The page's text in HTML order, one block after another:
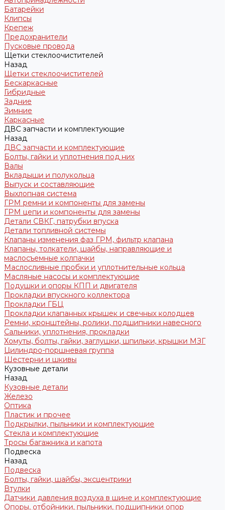
Батарейки
Клипсы
Крепеж
Предохранители
Пусковые провода
Щетки стеклоочистителей
Назад
Щетки стеклоочистителей
Бескаркасные
Гибридные
Задние
Зимние
Каркасные
ДВС запчасти и комплектующие
Назад
ДВС запчасти и комплектующие
Болты, гайки и уплотнения под них
Валы
Вкладыши и полукольца
Выпуск и составляющие
Выхлопная система
ГРМ ремни и компоненты для замены
ГРМ цепи и компоненты для замены
Детали СВКГ, патрубки впуска
Детали топливной системы
Клапаны изменения фаз ГРМ, фильтр клапана
Клапаны, толкатели, шайбы, направляющие и
маслосъемные колпачки
Маслосливные пробки и уплотнительные кольца
Масляные насосы и комплектующие
Подушки и опоры КПП и двигателя
Прокладки впускного коллектора
Прокладки ГБЦ
Прокладки клапанных крышек и свечных колодцев
Ремни, кронштейны, ролики, подшипники навесного
Сальники, уплотнения, прокладки
Хомуты, болты, гайки, заглушки, шпильки, крышки МЗГ
Цилиндро-поршневая группа
Шестерни и шкивы
Кузовные детали
Назад
Кузовные детали
Железо
Оптика
Пластик и прочее
Подкрылки, пыльники и комплектующие
Стекла и комплектующие
Тросы багажника и капота
Подвеска
Назад
Подвеска
Болты, гайки, шайбы, эксцентрики
Втулки
Датчики давления воздуха в шине и комплектующие
Опоры, отбойники, пыльники, подшипники опор